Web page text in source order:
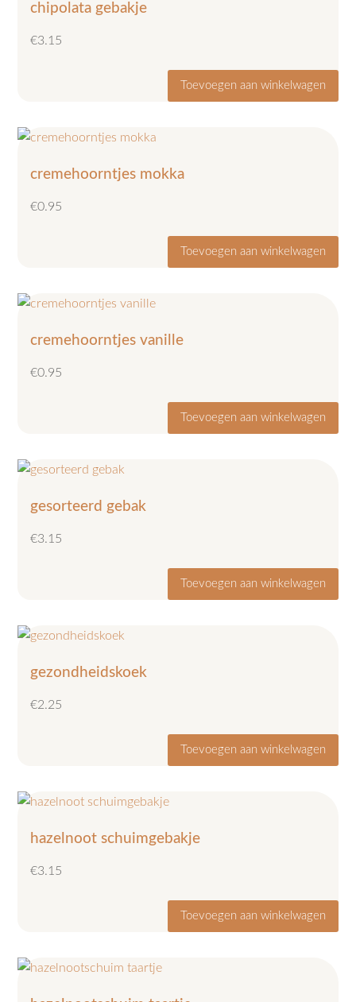
chipolata gebakje
€3.15
Toevoegen aan winkelwagen
cremehoorntjes mokka
€0.95
Toevoegen aan winkelwagen
cremehoorntjes vanille
€0.95
Toevoegen aan winkelwagen
gesorteerd gebak
€3.15
Toevoegen aan winkelwagen
gezondheidskoek
€2.25
Toevoegen aan winkelwagen
hazelnoot schuimgebakje
€3.15
Toevoegen aan winkelwagen